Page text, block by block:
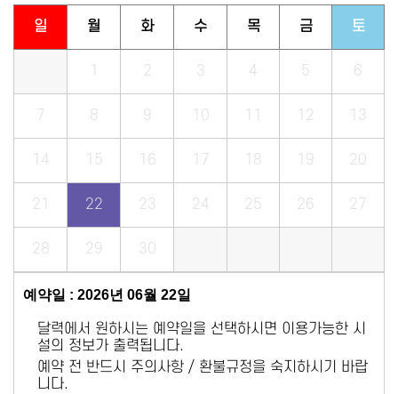
일 월 화 수 목 금 토
1 2 3 4 5 6
7 8 9 10 11 12 13
14 15 16 17 18 19 20
21 22 23 24 25 26 27
28 29 30
예약일 : 2026년 06월 22일
달력에서 원하시는 예약일을 선택하시면 이용가능한 시
설의 정보가 출력됩니다.
예약 전 반드시 주의사항 / 환불규정을 숙지하시기 바랍
니다.